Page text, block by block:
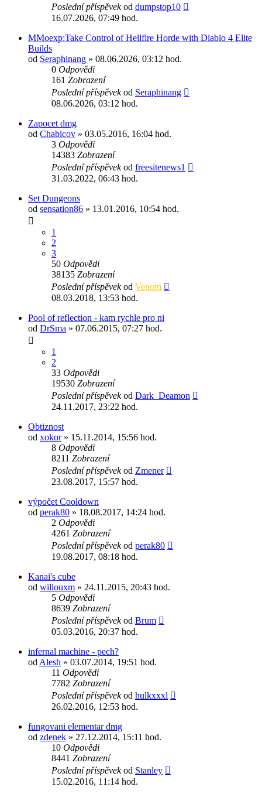
Poslední příspěvekod dumpstop10
16.07.2026, 07:49 hod.
MMoexp:Take Control of Hellfire Horde with Diablo 4 Elite
Builds
od Seraphinang » 08.06.2026, 03:12 hod.
0 Odpovědi
161 Zobrazení
Poslední příspěvekod Seraphinang
08.06.2026, 03:12 hod.
Zapocet dmg
od Chabicov » 03.05.2016, 16:04 hod.
3 Odpovědi
14383 Zobrazení
Poslední příspěvekod freesitenews1
31.03.2022, 06:43 hod.
Set Dungeons
od sensation86 » 13.01.2016, 10:54 hod.
1
2
3
50 Odpovědi
38135 Zobrazení
Poslední příspěvekod Venom
08.03.2018, 13:53 hod.
Pool of reflection - kam rychle pro ni
od DrSma » 07.06.2015, 07:27 hod.
1
2
33 Odpovědi
19530 Zobrazení
Poslední příspěvekod Dark_Deamon
24.11.2017, 23:22 hod.
Obtiznost
od xokor» 15.11.2014, 15:56 hod.
8 Odpovědi
8211 Zobrazení
Poslední příspěvekod Zmener
23.08.2017, 15:57 hod.
výpočet Cooldown
od perak80 » 18.08.2017, 14:24 hod.
2 Odpovědi
4261 Zobrazení
Poslední příspěvekod perak80
19.08.2017, 08:18 hod.
Kanai's cube
od willouxm » 24.11.2015, 20:43 hod.
5 Odpovědi
8639 Zobrazení
Poslední příspěvekod Brum
05.03.2016, 20:37 hod.
infernal machine - pech?
od Alesh » 03.07.2014, 19:51 hod.
11 Odpovědi
7782 Zobrazení
Poslední příspěvekod hulkxxxl
26.02.2016, 12:53 hod.
fungovani elementar dmg
od zdenek » 27.12.2014, 15:11 hod.
10 Odpovědi
8441 Zobrazení
Poslední příspěvekod Stanley
15.02.2016, 11:14 hod.